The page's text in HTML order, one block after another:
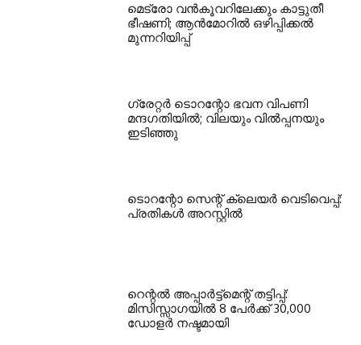
മെട്രോ വൻകൂവറിലേക്കും കാട്ടുതീ
ഭീഷണി; ആൻമോറിൽ ഒഴിപ്പിക്കൽ
മുന്നറിയിപ്പ്
ഗ്രേറ്റര്‍ ടൊറന്റോ ഭവന വിപണി
മന്ദഗതിയില്‍; വിലയും വില്‍പ്പനയും
ഇടിഞ്ഞു
ടൊറന്റോ സെന്റ് ക്ലെയര്‍ വെടിവെപ്പ്:
പ്രതികള്‍ അറസ്റ്റില്‍
റെന്റല്‍ അപ്പാര്‍ട്ട്‌മെന്റ് തട്ടിപ്പ്:
മിസിസ്സാഗയില്‍ 8 പേര്‍ക്ക് 30,000
ഡോളര്‍ നഷ്ടമായി